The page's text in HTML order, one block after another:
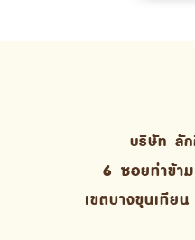
บริษัท ลั
6 ซอยท่าข้า
เขตบางขุนเที